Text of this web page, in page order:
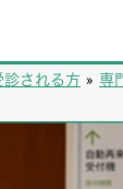
診される方 » 専